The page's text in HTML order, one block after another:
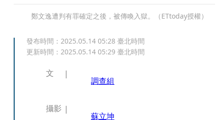
鄭文逸遭判有罪確定之後，被傳喚入獄。（ETtoday授權）
發布時間： 2025.05.14 05:28 臺北時間
更新時間： 2025.05.14 05:29 臺北時間
文
調查組
攝影
蘇立坤